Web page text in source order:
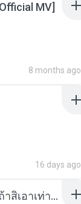
MV]
8 months ago
16 days ago
ເຊົາຮ້ອງເຖົ້າຊິເອົາທໍ່ໃດ (เซาฮ้องเถ้าสิเอาเท่าใด) ບຸນເກີດ ຫນູຫ່ວງ ft. ໂສພາ ຈຸນທະລາ